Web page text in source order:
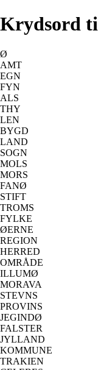
Krydsord
Ø
AMT
EGN
FYN
ALS
THY
LEN
BYGD
LAND
SOGN
MOLS
MORS
FANØ
STIFT
TROMS
FYLKE
ØERNE
REGION
HERRED
OMRÅDE
ILLUMØ
MORAVA
STEVNS
PROVINS
JEGINDØ
FALSTER
JYLLAND
KOMMUNE
TRAKIEN